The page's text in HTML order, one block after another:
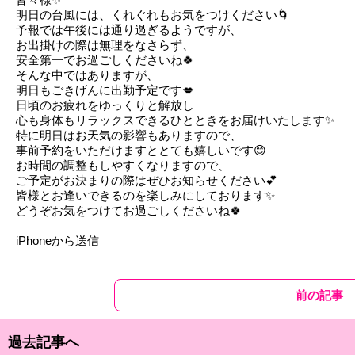
明日の台風には、くれぐれもお気をつけください🌀
予報では午後には通り過ぎるようですが、
お出掛けの際は無理をなさらず、
安全第一でお過ごしくださいね🍀
そんな中ではありますが、
明日もごきげんに出勤予定です💋
日頃のお疲れをゆっくりと解放し
心も身体もリラックスできるひとときをお届けいたします✨
特に明日はお天気の影響もありますので、
事前予約をいただけますととても嬉しいです😊
お時間の調整もしやすくなりますので、
ご予定がお決まりの際はぜひお知らせください💕
皆様とお逢いできるのを楽しみにしております✨
どうぞお気をつけてお過ごしくださいね🍀
iPhoneから送信
前の記事
過去記事へ